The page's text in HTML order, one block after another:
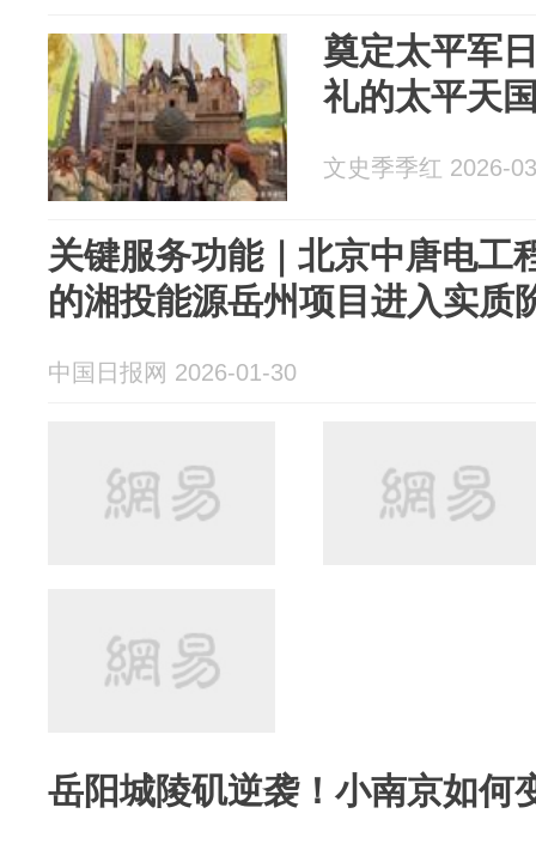
奠定太平军
礼的太平天
文史季季红 2026-
关键服务功能｜北京中唐电工
的湘投能源岳州项目进入实质
中国日报网 2026-01-30
岳阳城陵矶逆袭！小南京如何